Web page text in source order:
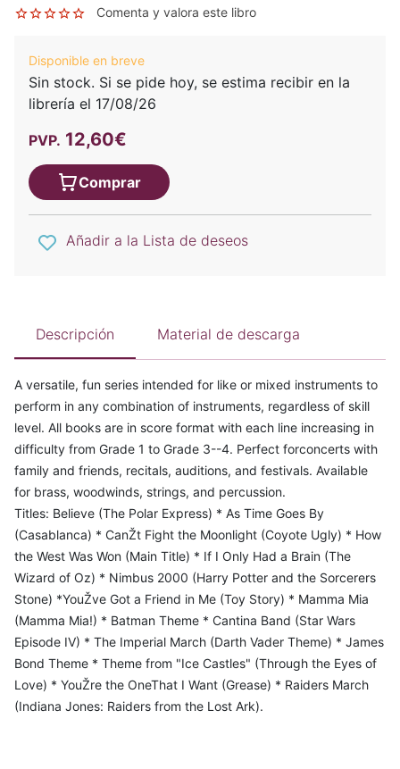
Comenta y valora este libro
Disponible en breve
Sin stock. Si se pide hoy, se estima recibir en la
librería el 17/08/26
PVP. 12,60€
Comprar
Añadir a la Lista de deseos
Descripción Material de descarga
A versatile, fun series intended for like or mixed instruments to
perform in any combination of instruments, regardless of skill
level. All books are in score format with each line increasing in
difficulty from Grade 1 to Grade 3--4. Perfect forconcerts with
family and friends, recitals, auditions, and festivals. Available
for brass, woodwinds, strings, and percussion.
Titles: Believe (The Polar Express) * As Time Goes By
(Casablanca) * CanŽt Fight the Moonlight (Coyote Ugly) * How
the West Was Won (Main Title) * If I Only Had a Brain (The
Wizard of Oz) * Nimbus 2000 (Harry Potter and the Sorcerers
Stone) *YouŽve Got a Friend in Me (Toy Story) * Mamma Mia
(Mamma Mia!) * Batman Theme * Cantina Band (Star Wars
Episode IV) * The Imperial March (Darth Vader Theme) * James
Bond Theme * Theme from "Ice Castles" (Through the Eyes of
Love) * YouŽre the OneThat I Want (Grease) * Raiders March
(Indiana Jones: Raiders from the Lost Ark).